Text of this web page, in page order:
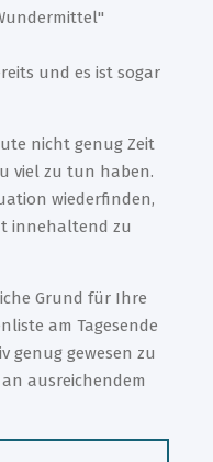
"
und es ist sogar
nicht genug Zeit
viel zu tun haben.
wiederfinden,
innehaltend zu
Grund für Ihre
am Tagesende
genug gewesen zu
ausreichendem